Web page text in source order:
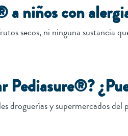
a niños con
secos, ni ninguna sustancia
Pediasure®?
droguerías y supermercados del